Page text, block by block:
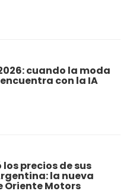
cuando la moda
con la IA
precios de sus
la nueva
Oriente Motors